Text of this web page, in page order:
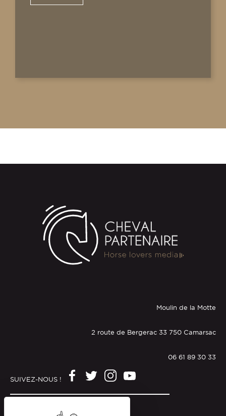
Moulin de la Motte
2 route de Bergerac 33 750 Camarsac
06 61 89 30 33
SUIVEZ-NOUS !